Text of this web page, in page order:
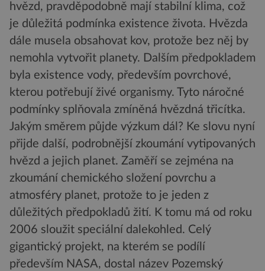
hvězd, pravděpodobně mají stabilní klima, což
je důležitá podmínka existence života. Hvězda
dále musela obsahovat kov, protože bez něj by
nemohla vytvořit planety. Dalším předpokladem
byla existence vody, především povrchové,
kterou potřebují živé organismy. Tyto náročné
podmínky splňovala zmíněná hvězdná třicítka.
Jakým směrem půjde výzkum dál? Ke slovu nyní
přijde další, podrobnější zkoumání vytipovaných
hvězd a jejich planet. Zaměří se zejména na
zkoumání chemického složení povrchu a
atmosféry planet, protože to je jeden z
důležitých předpokladů žití. K tomu má od roku
2006 sloužit speciální dalekohled. Celý
gigantický projekt, na kterém se podílí
především NASA, dostal název Pozemský